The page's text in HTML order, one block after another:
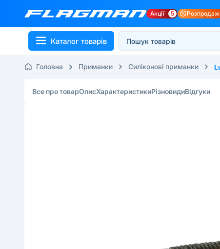
Акції 5 Розпродаж
Каталог товарів
Головна Приманки Силіконові приманки
Все про товарОписХарактеристикиРізновидиВідгуки